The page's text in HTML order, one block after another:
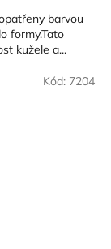
barvou
formy.Tato
kužele a...
Kód: 7204